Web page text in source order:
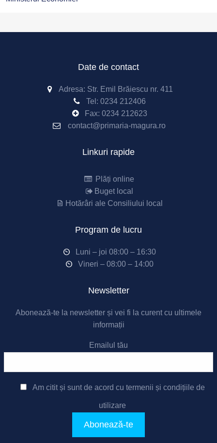
Date de contact
Adresa: Str. Emil Brăiescu nr. 411
Tel: 0234 212406
Fax: 0234 212623
contact@primaria-magura.ro
Linkuri rapide
Plăți online
Buget local
Hotărâri ale Consiliului local
Program de lucru
Luni – joi 08:00 – 16:30
Vineri – 08:00 – 14:00
Newsletter
Abonează-te la newsletter și vei fi la curent cu ultimele
informații
Emailul tău
Am citit și sunt de acord cu termenii și condițiile de
utilizare